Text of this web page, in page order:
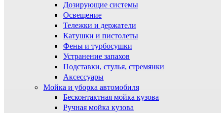
Дозирующие системы
Освещение
Тележки и держатели
Катушки и пистолеты
Фены и турбосушки
Устранение запахов
Подставки, стулья, стремянки
Аксессуары
Мойка и уборка автомобиля
Бесконтактная мойка кузова
Ручная мойка кузова